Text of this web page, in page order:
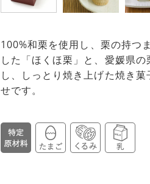
100%和栗を使用し、栗の持つ
した「ほくほ栗」と、愛媛県
し、しっとり焼き上げた焼き
せです。